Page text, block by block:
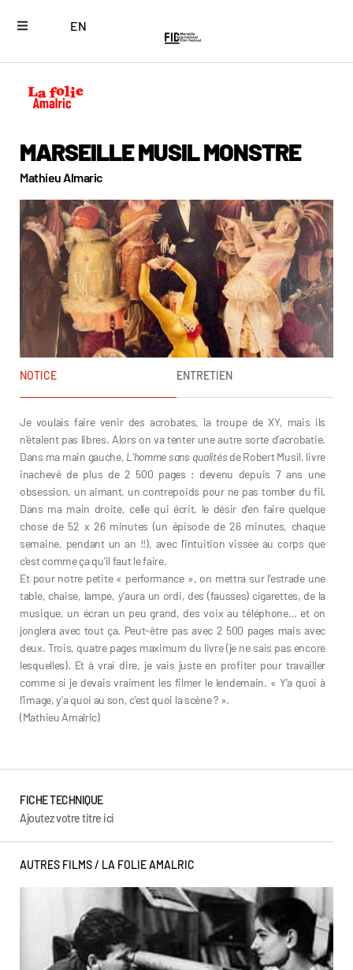
EN
MARSEILLE MUSIL MONSTRE
Mathieu Almaric
NOTICE ENTRETIEN
Je voulais faire venir des acrobates, la troupe de XY, mais ils
n’étaient pas libres. Alors on va tenter une autre sorte d’acrobatie.
Dans ma main gauche, L’homme sans qualités de Robert Musil, livre
inachevé de plus de 2 500 pages ; devenu depuis 7 ans une
obsession, un aimant, un contrepoids pour ne pas tomber du fil.
Dans ma main droite, celle qui écrit, le désir d’en faire quelque
chose de 52 x 26 minutes (un épisode de 26 minutes, chaque
semaine, pendant un an !!), avec l’intuition vissée au corps que
c’est comme ça qu’il faut le faire.
Et pour notre petite « performance », on mettra sur l’estrade une
table, chaise, lampe, y’aura un ordi, des (fausses) cigarettes, de la
musique, un écran un peu grand, des voix au téléphone… et on
jonglera avec tout ça. Peut-être pas avec 2 500 pages mais avec
deux. Trois, quatre pages maximum du livre (je ne sais pas encore
lesquelles). Et à vrai dire, je vais juste en profiter pour travailler
comme si je devais vraiment les filmer le lendemain. « Y’a quoi à
l’image, y’a quoi au son, c’est quoi la scène ? ».
(Mathieu Amalric)
FICHE TECHNIQUE
Ajoutez votre titre ici
AUTRES FILMS / LA FOLIE AMALRIC